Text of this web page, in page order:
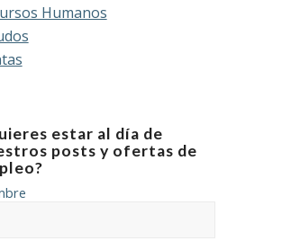
Humanos
estar al día de
posts y ofertas de